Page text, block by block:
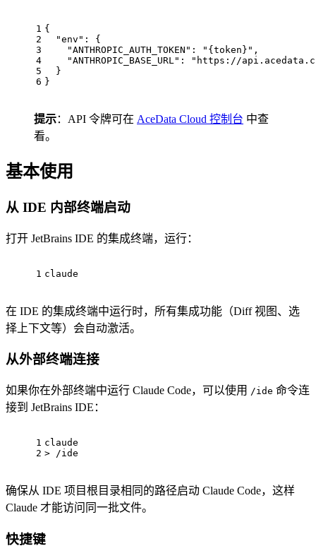
1
2
3
4
5
6
{
"env" : {
"ANTHROPIC_AUTH_TOKEN" : "{token}" ,
"ANTHROPIC_BASE_URL" :
"https://
  }
}
提示：API 令牌可在 AceData Cloud 控制台 中查
看。
基本使用
从 IDE 内部终端启动
打开 JetBrains IDE 的集成终端，运行：
1 claude
在 IDE 的集成终端中运行时，所有集成功能（Diff 视图、选
择上下文等）会自动激活。
从外部终端连接
如果你在外部终端中运行 Claude Code，可以使用 /ide 命令连
接到 JetBrains IDE：
1
2
claude
> /ide
确保从 IDE 项目根目录相同的路径启动 Claude Code，这样
Claude 才能访问同一批文件。
快捷键